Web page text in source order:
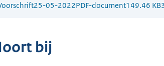
25-05-2022PDF-document149.46 KB
bij